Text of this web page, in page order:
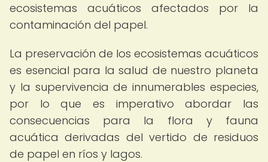
ecosistemas acuáticos afectados por la
contaminación del papel.
La preservación de los ecosistemas acuáticos
es esencial para la salud de nuestro planeta
y la supervivencia de innumerables especies,
por lo que es imperativo abordar las
consecuencias para la flora y fauna
acuática derivadas del vertido de residuos
de papel en ríos y lagos.